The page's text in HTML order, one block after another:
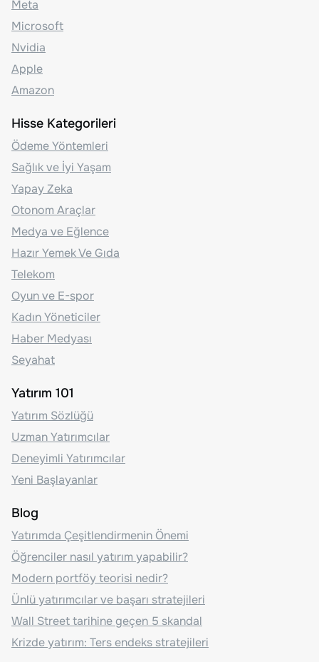
Meta
Microsoft
Nvidia
Apple
Amazon
Hisse Kategorileri
Ödeme Yöntemleri
Sağlık ve İyi Yaşam
Yapay Zeka
Otonom Araçlar
Medya ve Eğlence
Hazır Yemek Ve Gıda
Telekom
Oyun ve E-spor
Kadın Yöneticiler
Haber Medyası
Seyahat
Yatırım 101
Yatırım Sözlüğü
Uzman Yatırımcılar
Deneyimli Yatırımcılar
Yeni Başlayanlar
Blog
Yatırımda Çeşitlendirmenin Önemi
Öğrenciler nasıl yatırım yapabilir?
Modern portföy teorisi nedir?
Ünlü yatırımcılar ve başarı stratejileri
Wall Street tarihine geçen 5 skandal
Krizde yatırım: Ters endeks stratejileri